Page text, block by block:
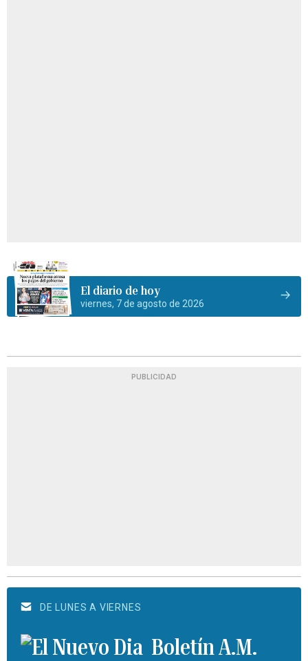
El diario de hoy
viernes, 7 de agosto de 2026
PUBLICIDAD
DE LUNES A VIERNES
Boletín A.M.